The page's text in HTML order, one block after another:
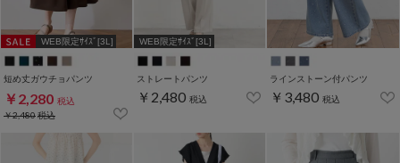
WEB限定ｻｲｽﾞ[3L]
短め丈ガウチョパンツ
￥2,280 税込
￥2,480税込
WEB限定ｻｲｽﾞ[3L]
ストレートパンツ
￥2,480 税込
ラインストーン付パンツ
￥3,480 税込